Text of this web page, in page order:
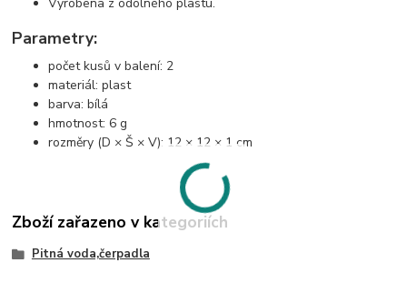
Parametry:
počet kusů v balení: 2
materiál: plast
barva: bílá
hmotnost: 6 g
rozměry (D × Š × V): 12 × 12 × 1 cm
Zboží zařazeno v kategoriích
Pitná voda,čerpadla